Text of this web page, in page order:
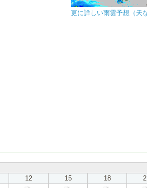
更に詳しい雨雲予想（天
12 15 18